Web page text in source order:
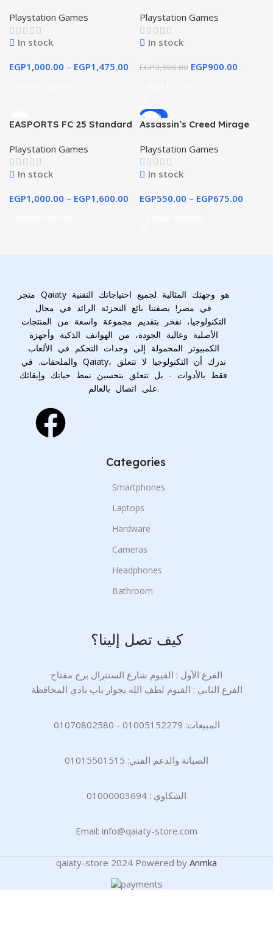
Playstation Games
In stock
EGP1,000.00 – EGP1,475.00
Playstation Games
In stock
EGP3,800.00 EGP900.00
EASPORTS FC 25 Standard
Playstation Games
In stock
EGP1,000.00 – EGP1,600.00
-80%
Assassin’s Creed Mirage
Playstation Games
In stock
EGP550.00 – EGP675.00
متجر Qaiaty هو وجهتك المثالية لجميع احتياجاتك التقنية
في مصر! بصفتنا بائع التجزئة الرائد في مجال
التكنولوجيا، نفخر بتقديم مجموعة واسعة من المنتجات
الأصلية وعالية الجودة، من الهواتف الذكية وأجهزة
الكمبيوتر المحمولة إلى وحدات التحكم في الألعاب
والملحقات. في Qaiaty، ندرك أن التكنولوجيا لا تتعلق
فقط بالأدوات - بل تتعلق بتحسين نمط حياتك وإبقائك
على اتصال بالعالم.
Categories
Smartphones
Laptops
Hardware
Cameras
Headphones
Bathroom
كيف تصل إلينا؟
الفرع الأول : الفيوم شارع السنترال برج مفتاح
الفرع الثاني : الفيوم لطف الله بجوار باب نادي المحافظة
المبيعات: 01005152279 - 01070802580
الصيانة والدعم الفني: 01015501515
الشكاوي : 01000003694
Email: info@qaiaty-store.com
qaiaty-store 2024 Powered by Anmka